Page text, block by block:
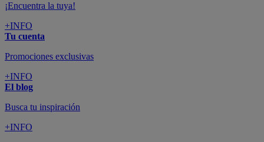
¡Encuentra la tuya!
+INFO
Tu cuenta
Promociones exclusivas
+INFO
El blog
Busca tu inspiración
+INFO